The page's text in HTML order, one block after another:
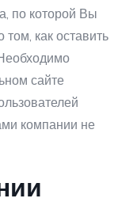
по которой Вы
как оставить
сайте
компании не